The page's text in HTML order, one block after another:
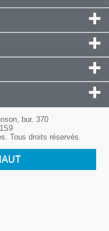
bur. 370
Tous droits réservés.